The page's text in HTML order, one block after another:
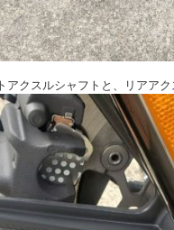
アクスルシャフトと、リアアク